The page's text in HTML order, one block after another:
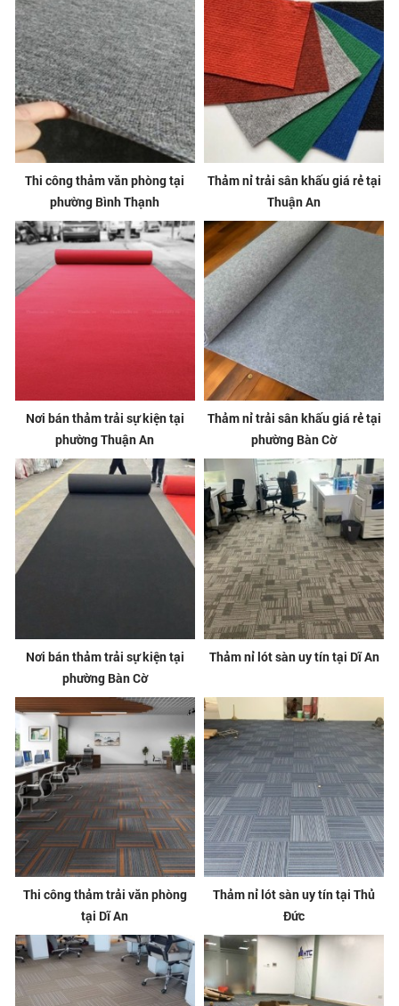
Thi công thảm văn phòng tại
phường Bình Thạnh
Thảm nỉ trải sân khấu giá rẻ tại
Thuận An
Nơi bán thảm trải sự kiện tại
phường Thuận An
Thảm nỉ trải sân khấu giá rẻ tại
phường Bàn Cờ
Nơi bán thảm trải sự kiện tại
phường Bàn Cờ
Thảm nỉ lót sàn uy tín tại Dĩ An
Thi công thảm trải văn phòng
tại Dĩ An
Thảm nỉ lót sàn uy tín tại Thủ
Đức